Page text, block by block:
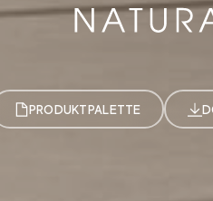
PRODUKTPALETTE